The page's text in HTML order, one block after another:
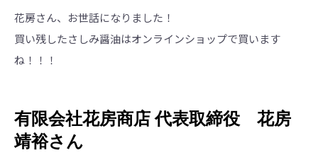
花房さん、お世話になりました！
買い残したさしみ醤油はオンラインショップで買います
ね！！！
有限会社花房商店 代表取締役 花房
靖裕さん